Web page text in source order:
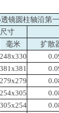
镜圆柱轴沿第
寸
毫米 扩散
248x330
381x381
279x279
254x305
305x254